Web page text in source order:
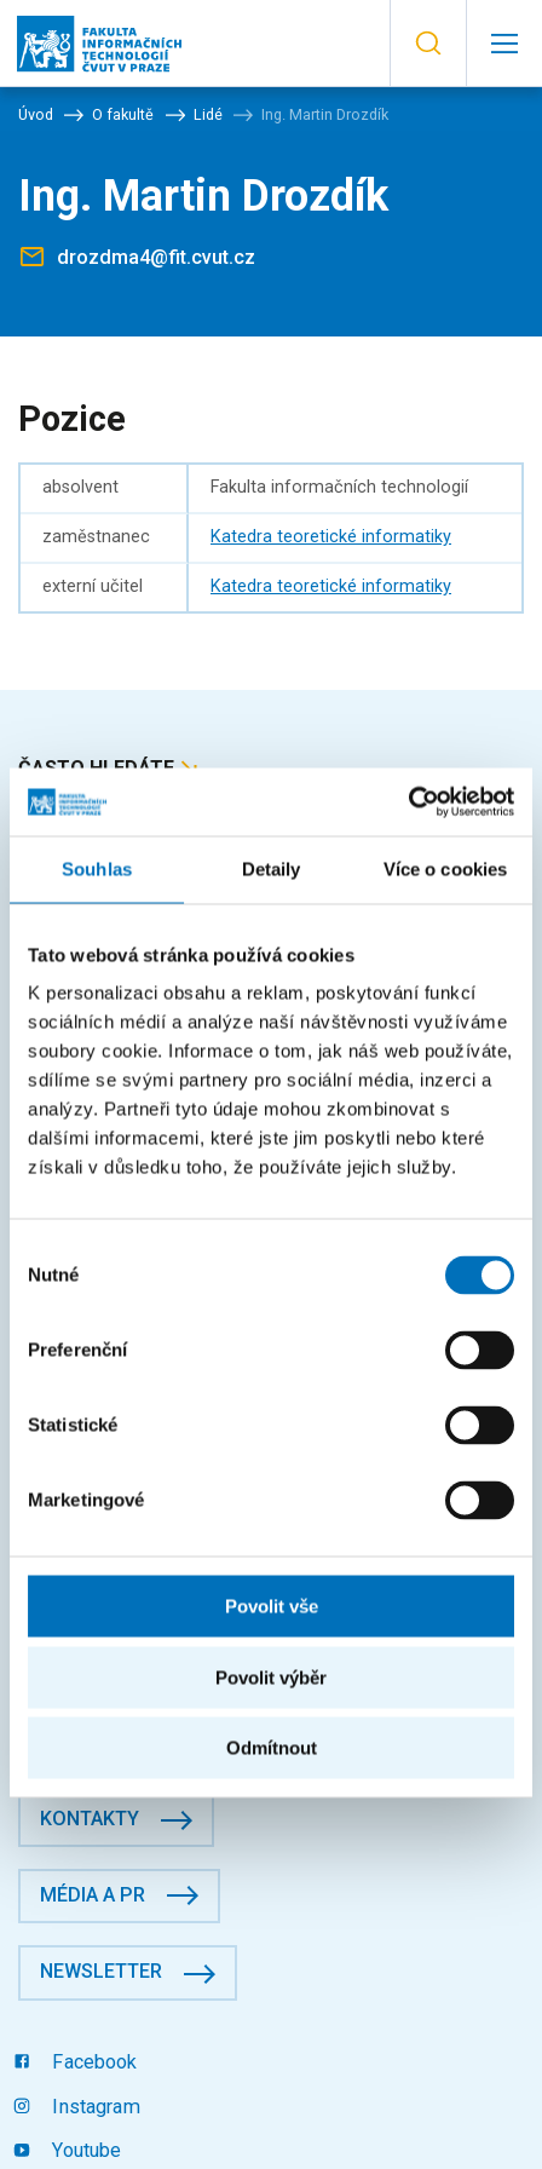
Souhlas Detaily Více o cookies
Tato webová stránka používá cookies
K personalizaci obsahu a reklam, poskytování funkcí
sociálních médií a analýze naší návštěvnosti využíváme
soubory cookie. Informace o tom, jak náš web používáte,
sdílíme se svými partnery pro sociální média, inzerci a
analýzy. Partneři tyto údaje mohou zkombinovat s
dalšími informacemi, které jste jim poskytli nebo které
získali v důsledku toho, že používáte jejich služby.
souhlasu
Nutné
Preferenční
Statistické
Marketingové
Povolit vše
Povolit výběr
Odmítnout
Úvod O fakultě Lidé Ing. Martin Drozdík
Ing. Martin Drozdík
drozdma4@fit.cvut.cz
Pozice
absolvent Fakulta informačních technologií
zaměstnanec Katedra teoretické informatiky
externí učitel Katedra teoretické informatiky
ČASTO HLEDÁTE
Harmonogram akademického roku
Studijní oddělení
Průvodce studiem
Rozcestník systémů
KOS
Courses
Intranet
MAPA STRÁNEK
Věda a výzkum
O fakultě
IČO: 68407700
Jugoslávských partyzánů 1580/3, Dejvice, 16000 Praha 6
Datová schránka: p83j9ee
KONTAKTY
MÉDIA A PR
NEWSLETTER
Facebook
Instagram
Youtube